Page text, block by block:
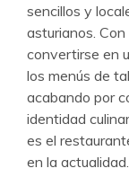
sencillos y
asturianos.
convertirse en
los menús de
acabando por
identidad
es el
en la actualidad.